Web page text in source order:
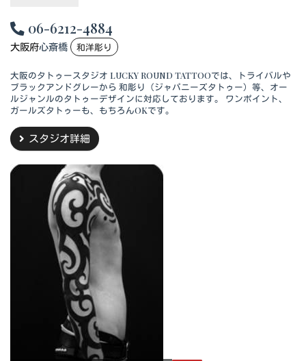
06-6212-4884
大阪府心斎橋 和洋彫り
大阪のタトゥースタジオ LUCKY ROUND TATTOOでは、トライバルや
ブラックアンドグレーから 和彫り（ジャパニーズタトゥー）等、オー
ルジャンルのタトゥーデザインに対応しております。 ワンポイント、
ガールズタトゥーも、もちろんOKです。
スタジオ詳細